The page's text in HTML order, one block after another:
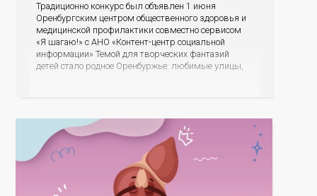
Традиционно конкурс был объявлен 1 июня
Оренбургским центром общественного здоровья и
медицинской профилактики совместно сервисом
«Я шагаю!» с АНО «Контент-центр социальной
информации» Темой для творческих фантазий
детей стало родное Оренбуржье: любимые улицы,